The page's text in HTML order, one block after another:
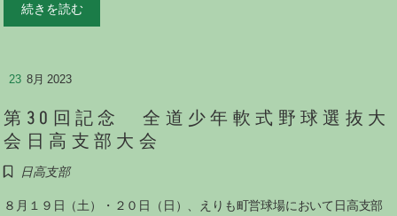
続きを読む
23 8月 2023
第30回記念 全道少年軟式野球選抜大
会日高支部大会
日高支部
８月１９日（土）・２０日（日）、えりも町営球場において日高支部